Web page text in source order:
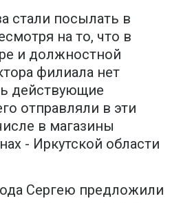
стали посылать в
на то, что в
и должностной
филиала нет
действующие
отправляли в эти
в магазины
- Иркутской области
Сергею предложили